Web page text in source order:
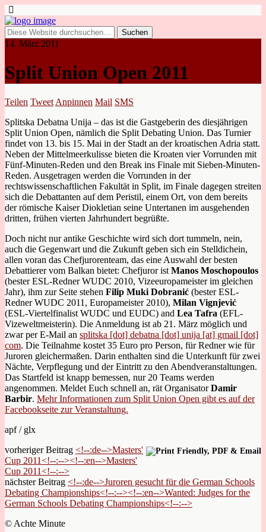
14. März 2011
Split Union Open 2011
Teilen Tweet Anpinnen Mail SMS
Splitska Debatna Unija – das ist die Gastgeberin des diesjährigen
Split Union Open, nämlich die Split Debating Union. Das Turnier
findet von 13. bis 15. Mai in der Stadt an der kroatischen Adria statt.
Neben der Mittelmeerkulisse bieten die Kroaten vier Vorrunden mit
Fünf-Minuten-Reden und den Break ins Finale mit Sieben-Minuten-
Reden. Ausgetragen werden die Vorrunden in der
rechtswissenschaftlichen Fakultät in Split, im Finale dagegen streiten
sich die Debattanten auf dem Peristil, einem Ort, von dem bereits
der römische Kaiser Diokletian seine Untertanen im ausgehenden
dritten, frühen vierten Jahrhundert begrüßte.
Doch nicht nur antike Geschichte wird sich dort tummeln, nein,
auch die Gegenwart und die Zukunft geben sich ein Stelldichein,
allen voran das Chefjurorenteam, das eine Auswahl der besten
Debattierer vom Balkan bietet: Chefjuror ist Manos Moschopoulos
(bester ESL-Redner WUDC 2010, Vizeeuropameister im gleichen
Jahr), ihm zur Seite stehen Filip Muki Dobranić (bester ESL-
Redner WUDC 2011, Europameister 2010), Milan Vignjević
(ESL-Viertelfinalist WUDC und EUDC) and Lea Tafra (EFL-
Vizeweltmeisterin). Die Anmeldung ist ab 21. März möglich und
zwar per E-Mail an splitska [dot] debatna [dot] unija [at] gmail [dot]
com. Die Teilnahme kostet 35 Euro pro Person, für Redner wie für
Juroren gleichermaßen. Darin enthalten sind die Unterkunft für zwei
Nächte, Verpflegung und der Eintritt zu den Abendveranstaltungen.
Das Startfeld ist knapp bemessen, nur 20 Teams werden
angenommen. Meldet Euch schnell an, rät OrganisatorDamir
Barbir. Mehr Informationen zum Split Union Open gibt es auf der
Facebookseite zur Veranstaltung.
apf / glx
vorheriger Beitrag <!--:de-->Masters'
Cup 2011<!--:--><!--:en-->Masters'
Cup 2011<!--:-->
nächster Beitrag <!--:de-->Juroren gesucht für die German Schools
Debating Championships<!--:--><!--:en-->Wanted: Judges for the
German Schools Debating Championships<!--:-->
© Achte Minute